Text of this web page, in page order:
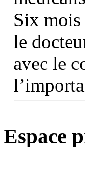
Six
le
avec le
Espace